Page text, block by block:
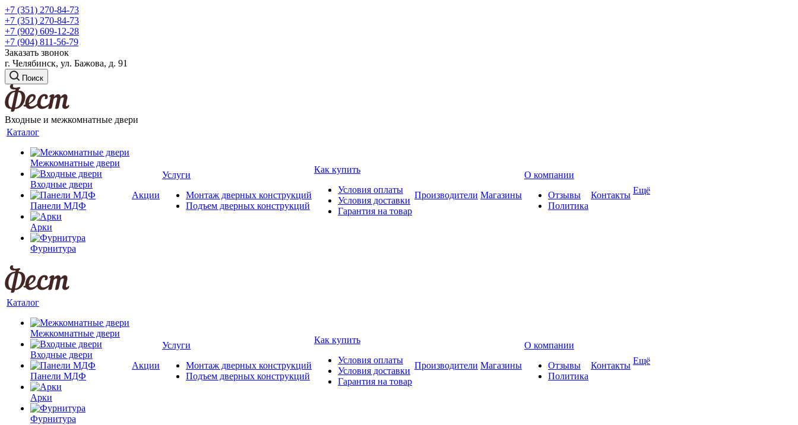
+7 (351) 270-84-73
+7 (351) 270-84-73
+7 (902) 609-12-28
+7 (904) 811-56-79
Заказать звонок
г. Челябинск, ул. Бажова, д. 91
Поиск
Входные и межкомнатные двери
Каталог
Межкомнатные двери
Входные двери
Панели МДФ
Арки
Фурнитура
Акции
Услуги
Монтаж дверных конструкций
Подъем дверных конструкций
Как купить
Условия оплаты
Условия доставки
Гарантия на товар
Производители Магазины
О компании
Отзывы
Политика
Контакты Ещё
Каталог
Межкомнатные двери
Входные двери
Панели МДФ
Арки
Фурнитура
Акции
Услуги
Монтаж дверных конструкций
Подъем дверных конструкций
Как купить
Условия оплаты
Условия доставки
Гарантия на товар
Производители Магазины
О компании
Отзывы
Политика
Контакты Ещё